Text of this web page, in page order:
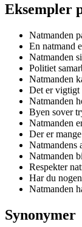
Eksempler
Natmanden
En natmand
Natmanden
Politiet
Natmanden
Det er vigtigt
Natmanden
Byen sover
Natmanden
Der er
Natmandens
Natmanden
Respekter
Har du
Natmanden
Synonymer